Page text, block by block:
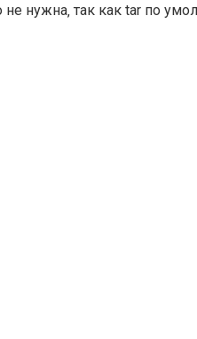
не нужна‚ так как tar по